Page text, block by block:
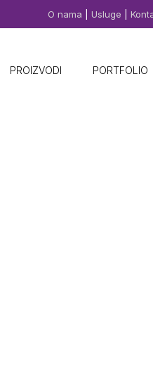
O nama Usluge
PROIZVODI PORTFOLIO